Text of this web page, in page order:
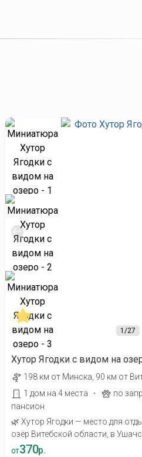
1/27
Хутор Ягодки с видом на
198 км от Минска, 90 км от
1 дом на 4 места
· по
пансион
🌿 Хутор Ягодки — место для
озёр Витебской области, в
от370р.